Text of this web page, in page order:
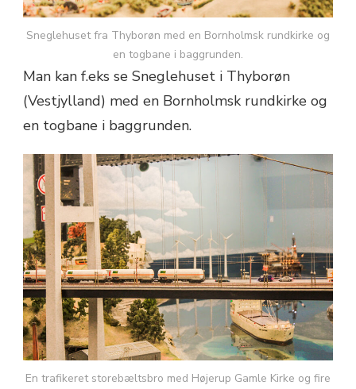
Sneglehuset fra Thyborøn med en Bornholmsk rundkirke og
en togbane i baggrunden.
Man kan f.eks se Sneglehuset i Thyborøn
(Vestjylland) med en Bornholmsk rundkirke og
en togbane i baggrunden.
En trafikeret storebæltsbro med Højerup Gamle Kirke og fire